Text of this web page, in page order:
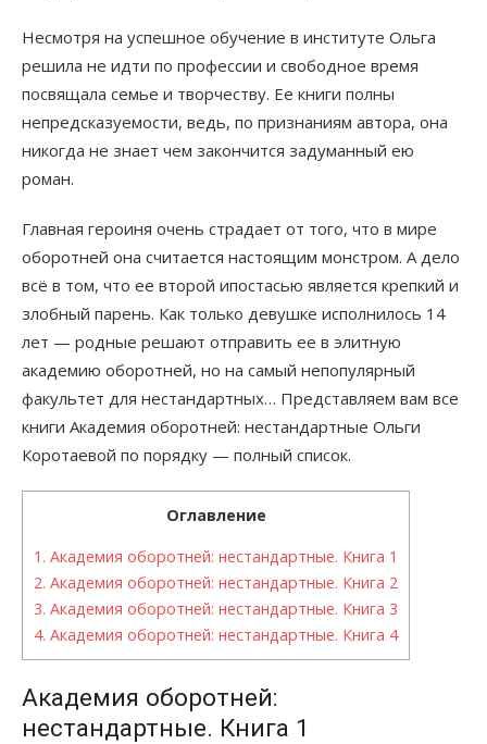
Несмотря на успешное обучение в институте Ольга
решила не идти по профессии и свободное время
посвящала семье и творчеству. Ее книги полны
непредсказуемости, ведь, по признаниям автора, она
никогда не знает чем закончится задуманный ею
роман.
Главная героиня очень страдает от того, что в мире
оборотней она считается настоящим монстром. А дело
всё в том, что ее второй ипостасью является крепкий и
злобный парень. Как только девушке исполнилось 14
лет — родные решают отправить ее в элитную
академию оборотней, но на самый непопулярный
факультет для нестандартных… Представляем вам все
книги Академия оборотней: нестандартные Ольги
Коротаевой по порядку — полный список.
Оглавление
1. Академия оборотней: нестандартные. Книга 1
2. Академия оборотней: нестандартные. Книга 2
3. Академия оборотней: нестандартные. Книга 3
4. Академия оборотней: нестандартные. Книга 4
Академия оборотней:
нестандартные. Книга 1